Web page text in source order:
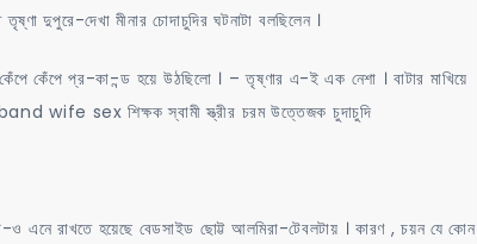
দুপুরে-দেখা মীনার চোদাচুদির ঘটনাটা বলছিলেন ।
কেঁপে প্র-কা-ন্ড হয়ে উঠছিলো । – তৃষ্ণার এ-ই এক নেশা । বাটার মাখিয়ে
wife sex শিক্ষক স্বামী স্ত্রীর চরম উত্তেজক চুদাচুদি
ও এনে রাখতে হয়েছে বেডসাইড ছোট্ট আলমিরা-টেবলটায় । কারণ , চয়ন যে কোন